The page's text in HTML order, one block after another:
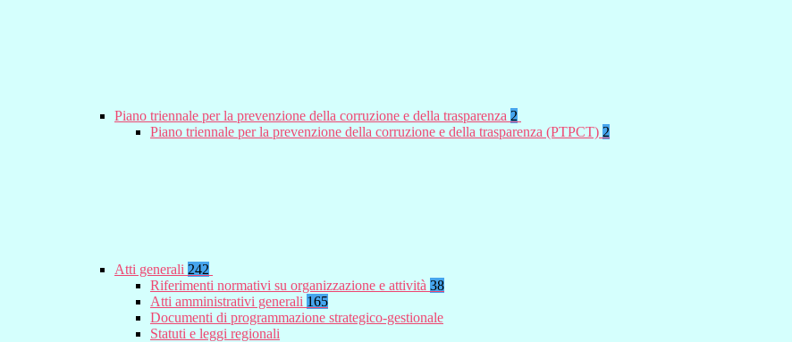
Piano triennale per la prevenzione della corruzione e della trasparenza 2
Piano triennale per la prevenzione della corruzione e della trasparenza (PTPCT) 2
Atti generali 242
Riferimenti normativi su organizzazione e attività 38
Atti amministrativi generali 165
Documenti di programmazione strategico-gestionale
Statuti e leggi regionali